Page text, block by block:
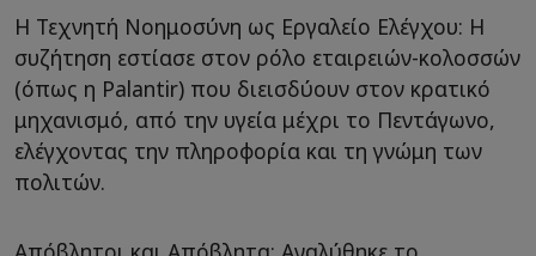
Η Τεχνητή Νοημοσύνη ως Εργαλείο Ελέγχου: Η
συζήτηση εστίασε στον ρόλο εταιρειών-κολοσσών
(όπως η Palantir) που διεισδύουν στον κρατικό
μηχανισμό, από την υγεία μέχρι το Πεντάγωνο,
ελέγχοντας την πληροφορία και τη γνώμη των
πολιτών.